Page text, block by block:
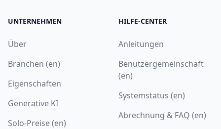
UNTERNEHMEN
Über
Branchen (en)
Eigenschaften
Generative KI
Solo-Preise (en)
HILFE-CENTER
Anleitungen
Benutzergemeinschaft
(en)
Systemstatus (en)
Abrechnung & FAQ (en)